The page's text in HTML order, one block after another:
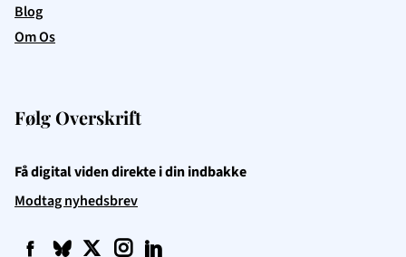
Blog
Om Os
Følg Overskrift
Få digital viden direkte i din indbakke
Modtag nyhedsbrev
f q t i l